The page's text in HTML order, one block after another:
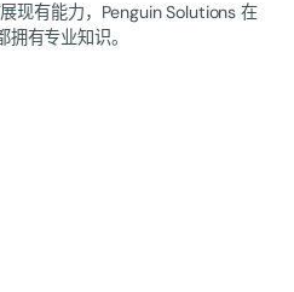
现有能力，Penguin Solutions 在
有专业知识。